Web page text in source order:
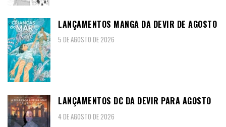
LANÇAMENTOS MANGA DA DEVIR DE AGOSTO
5 DE AGOSTO DE 2026
LANÇAMENTOS DC DA DEVIR PARA AGOSTO
4 DE AGOSTO DE 2026